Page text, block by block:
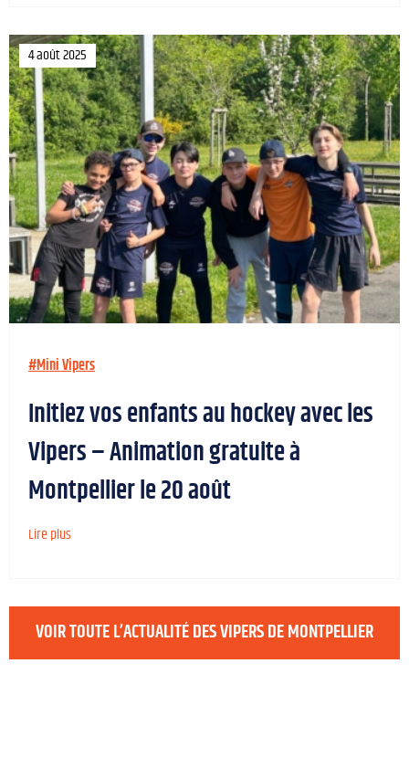
4 août 2025
#Mini Vipers
Initiez vos enfants au hockey avec les
Vipers – Animation gratuite à
Montpellier le 20 août
Lire plus
VOIR TOUTE L’ACTUALITÉ DES VIPERS DE MONTPELLIER